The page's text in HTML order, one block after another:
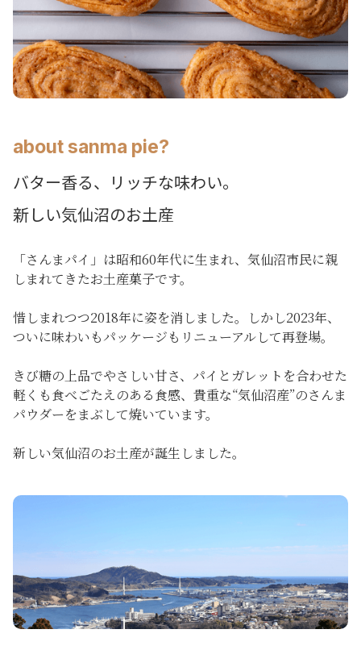
about sanma pie?
バター香る、リッチな味わい。
新しい気仙沼のお土産
「さんまパイ」は昭和60年代に生まれ、気仙沼市民に親
しまれてきたお土産菓子です。
惜しまれつつ2018年に姿を消しました。しかし2023年、
ついに味わいもパッケージもリニューアルして再登場。
きび糖の上品でやさしい甘さ、パイとガレットを合わせた
軽くも食べごたえのある食感、貴重な“気仙沼産”のさんま
パウダーをまぶして焼いています。
新しい気仙沼のお土産が誕生しました。